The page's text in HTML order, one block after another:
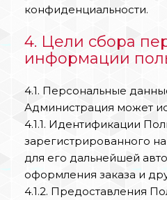
конфиденциальности.
4. Цели сбора
информации
4.1. Персональные
Администрация может
4.1.1. Идентификации
зарегистрированного
для его дальнейшей
оформления заказа и
4.1.2. Предоставления